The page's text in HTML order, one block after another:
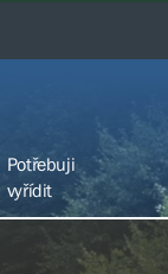
Potřebuji
vyřídit